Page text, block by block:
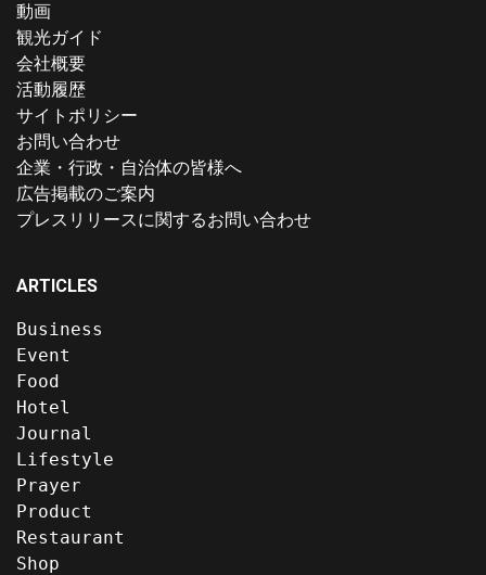
動画
観光ガイド
会社概要
活動履歴
サイトポリシー
お問い合わせ
企業・行政・自治体の皆様へ
広告掲載のご案内
プレスリリースに関するお問い合わせ
ARTICLES
Business
Event
Food
Hotel
Journal
Lifestyle
Prayer
Product
Restaurant
Shop